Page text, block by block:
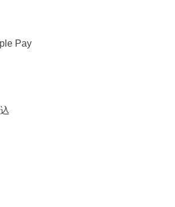
Pay